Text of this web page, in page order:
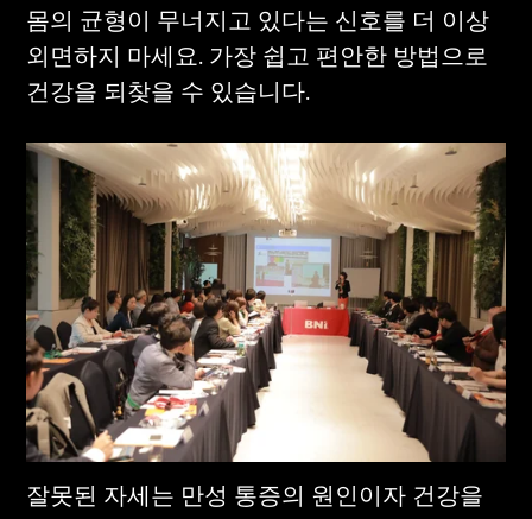
몸의 균형이 무너지고 있다는 신호를 더 이상
외면하지 마세요. 가장 쉽고 편안한 방법으로
건강을 되찾을 수 있습니다.
잘못된 자세는 만성 통증의 원인이자 건강을